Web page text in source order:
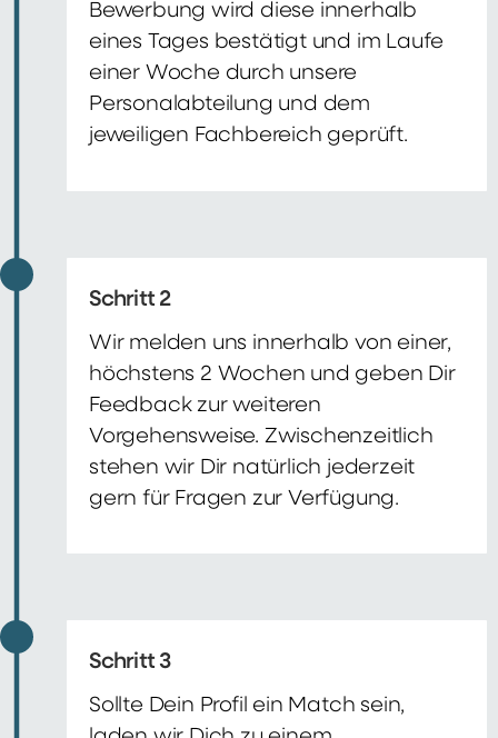
Bewerbung wird diese innerhalb
eines Tages bestätigt und im Laufe
einer Woche durch unsere
Personalabteilung und dem
jeweiligen Fachbereich geprüft.
Schritt 2
Wir melden uns innerhalb von einer,
höchstens 2 Wochen und geben Dir
Feedback zur weiteren
Vorgehensweise. Zwischenzeitlich
stehen wir Dir natürlich jederzeit
gern für Fragen zur Verfügung.
Schritt 3
Sollte Dein Profil ein Match sein,